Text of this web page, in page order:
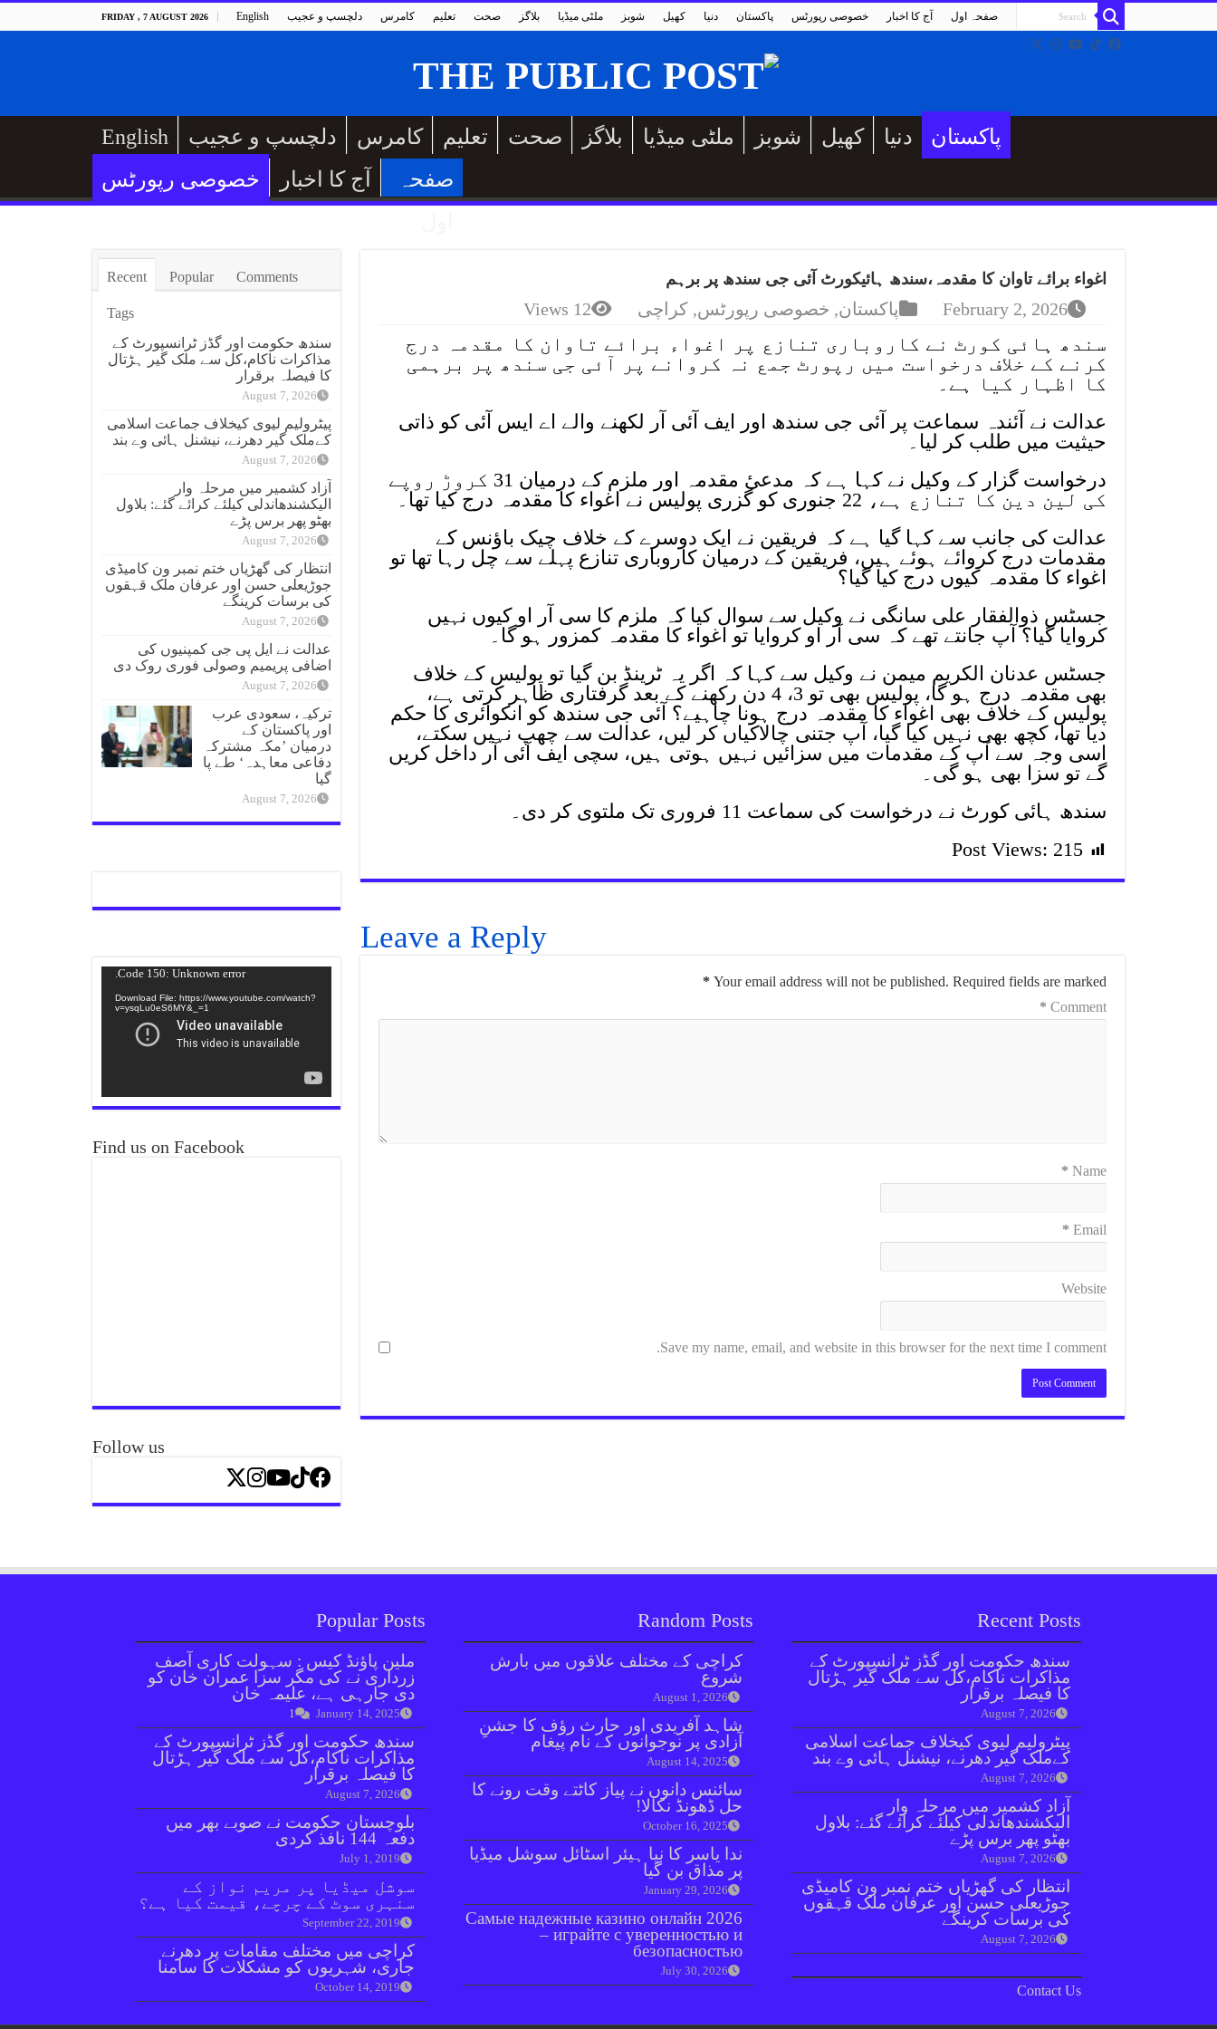
FRIDAY , 7 AUGUST 2026 English دلچسپ و عجیب کامرس تعلیم صحت بلاگز ملٹی میڈیا شوبز کھیل دنیا پاکستان خصوصی رپورٹس آج کا اخبار صفحہ اول
English دلچسپ و عجیب کامرس تعلیم صحت بلاگز ملٹی میڈیا شوبز کھیل دنیا
پاکستان
خصوصی رپورٹس
آج کا اخبار
صفحہ
اغواء برائے تاوان کا مقدمہ،سندھ ہائیکورٹ آئی جی سندھ پر برہم
February 2, 2026 پاکستان, خصوصی رپورٹس, کراچی 12 Views
سندھ ہائی کورٹ نے کاروباری تنازع پر اغواء برائے تاوان کا مقدمہ درج
کرنے کے خلاف درخواست میں رپورٹ جمع نہ کروانے پر آئی جی سندھ پر برہمی
کا اظہار کیا ہے۔
عدالت نے آئندہ سماعت پر آئی جی سندھ اور ایف آئی آر لکھنے والے اے ایس آئی کو ذاتی
حیثیت میں طلب کر لیا۔
درخواست گزار کے وکیل نے کہا ہے کہ مدعیٔ مقدمہ اور ملزم کے درمیان 31 کروڑ روپے
کی لین دین کا تنازع ہے، 22 جنوری کو گزری پولیس نے اغواء کا مقدمہ درج کیا تھا۔
عدالت کی جانب سے کہا گیا ہے کہ فریقین نے ایک دوسرے کے خلاف چیک باؤنس کے
مقدمات درج کروائے ہوئے ہیں، فریقین کے درمیان کاروباری تنازع پہلے سے چل رہا تھا تو
اغواء کا مقدمہ کیوں درج کیا گیا؟
جسٹس ذوالفقار علی سانگی نے وکیل سے سوال کیا کہ ملزم کا سی آر او کیوں نہیں
کروایا گیا؟ آپ جانتے تھے کہ سی آر او کروایا تو اغواء کا مقدمہ کمزور ہو گا۔
جسٹس عدنان الکریم میمن نے وکیل سے کہا کہ اگر یہ ٹرینڈ بن گیا تو پولیس کے خلاف
بھی مقدمہ درج ہو گا، پولیس بھی تو 3، 4 دن رکھنے کے بعد گرفتاری ظاہر کرتی ہے،
پولیس کے خلاف بھی اغواء کا مقدمہ درج ہونا چاہیے؟ آئی جی سندھ کو انکوائری کا حکم
دیا تھا، کچھ بھی نہیں کیا گیا، آپ جتنی چالاکیاں کر لیں، عدالت سے چھپ نہیں سکتے،
اسی وجہ سے آپ کے مقدمات میں سزائیں نہیں ہوتی ہیں، سچی ایف آئی آر داخل کریں
گے تو سزا بھی ہو گی۔
سندھ ہائی کورٹ نے درخواست کی سماعت 11 فروری تک ملتوی کر دی۔
Post Views: 215
Leave a Reply
Your email address will not be published. Required fields are marked
*
Comment
*
Name
*
Email
*
Website
Save my name, email, and website in this browser for the next time I comment.
Recent Popular Comments
Tags
سندھ حکومت اور گڈز ٹرانسپورٹ کے
مذاکرات ناکام،کل سے ملک گیر ہڑتال
کا فیصلہ برقرار
August 7, 2026
پیٹرولیم لیوی کیخلاف جماعت اسلامی
کےملک گیر دھرنے، نیشنل ہائی وے بند
August 7, 2026
آزاد کشمیر میں مرحلہ وار
الیکشندھاندلی کیلئے کرائے گئے: بلاول
بھٹو پھر برس پڑے
August 7, 2026
انتظار کی گھڑیاں ختم نمبر ون کامیڈی
جوڑیعلی حسن اور عرفان ملک قہقوں
کی برسات کرینگے
August 7, 2026
عدالت نے ایل پی جی کمپنیوں کی
اضافی پریمیم وصولی فوری روک دی
August 7, 2026
ترکیہ، سعودی عرب
اور پاکستان کے
درمیان ’مکہ مشترکہ
دفاعی معاہدہ‘ طے پا
گیا
August 7, 2026
Code 150: Unknown error.
Download File: https://www.youtube.com/watch?
v=ysqLu0eS6MY&_=1
Find us on Facebook
Follow us
Popular Posts
ملین پاؤنڈ کیس : سہولت کاری آصف
زرداری نے کی مگر سزا عمران خان کو
دی جارہی ہے، علیمہ خان
January 14, 2025
1
سندھ حکومت اور گڈز ٹرانسپورٹ کے
مذاکرات ناکام،کل سے ملک گیر ہڑتال
کا فیصلہ برقرار
August 7, 2026
بلوچستان حکومت نے صوبے بھر میں
دفعہ 144 نافذ کردی
July 1, 2019
سوشل میڈیا پر مریم نواز کے
سنہری سوٹ کے چرچے، قیمت کیا ہے؟
September 22, 2019
کراچی میں مختلف مقامات پر دھرنے
جاری، شہریوں کو مشکلات کا سامنا
October 14, 2019
Random Posts
کراچی کے مختلف علاقوں میں بارش
شروع
August 1, 2026
شاہد آفریدی اور حارث رؤف کا جشنِ
آزادی پر نوجوانوں کے نام پیغام
August 14, 2025
سائنس دانوں نے پیاز کاٹتے وقت رونے کا
حل ڈھونڈ نکالا!
October 16, 2025
ندا یاسر کا نیا ہیئر اسٹائل سوشل میڈیا
پر مذاق بن گیا
January 29, 2026
Самые надежные казино онлайн 2026
– играйте с уверенностью и
безопасностью
July 30, 2026
Recent Posts
سندھ حکومت اور گڈز ٹرانسپورٹ کے
مذاکرات ناکام،کل سے ملک گیر ہڑتال
کا فیصلہ برقرار
August 7, 2026
پیٹرولیم لیوی کیخلاف جماعت اسلامی
کےملک گیر دھرنے، نیشنل ہائی وے بند
August 7, 2026
آزاد کشمیر میں مرحلہ وار
الیکشندھاندلی کیلئے کرائے گئے: بلاول
بھٹو پھر برس پڑے
August 7, 2026
انتظار کی گھڑیاں ختم نمبر ون کامیڈی
جوڑیعلی حسن اور عرفان ملک قہقوں
کی برسات کرینگے
August 7, 2026
Contact Us